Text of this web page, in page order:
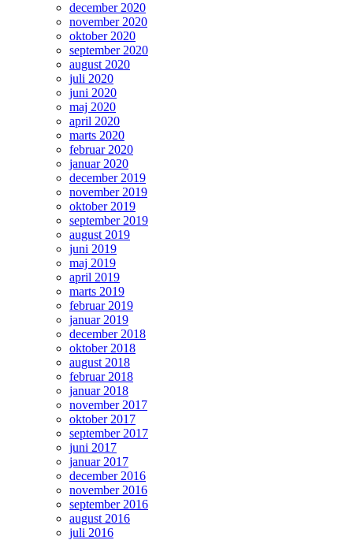
december 2020
november 2020
oktober 2020
september 2020
august 2020
juli 2020
juni 2020
maj 2020
april 2020
marts 2020
februar 2020
januar 2020
december 2019
november 2019
oktober 2019
september 2019
august 2019
juni 2019
maj 2019
april 2019
marts 2019
februar 2019
januar 2019
december 2018
oktober 2018
august 2018
februar 2018
januar 2018
november 2017
oktober 2017
september 2017
juni 2017
januar 2017
december 2016
november 2016
september 2016
august 2016
juli 2016